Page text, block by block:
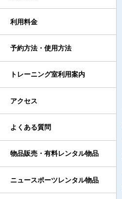
利用料金
予約方法・使用方法
トレーニング室利用案内
アクセス
よくある質問
物品販売・有料レンタル物品
ニュースポーツレンタル物品